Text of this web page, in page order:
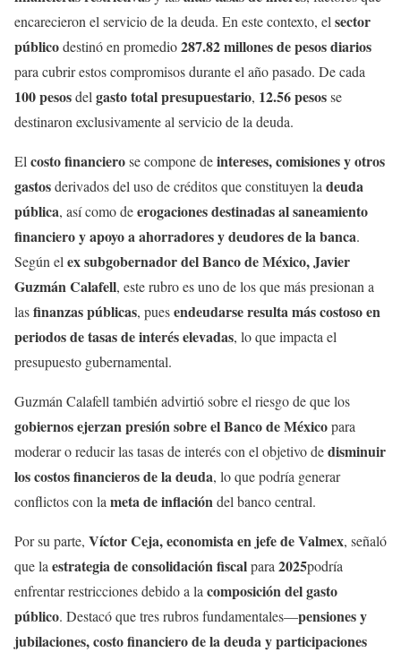
encarecieron el servicio de la deuda. En este contexto, el sector
públicodestinó en promedio287.82 millones de pesos diarios
para cubrir estos compromisos durante el año pasado. De cada
100 pesosdel gasto total presupuestario, 12.56 pesosse
destinaron exclusivamente al servicio de la deuda.
El costo financierose compone deintereses, comisiones y otros
gastosderivados del uso de créditos que constituyen la deuda
pública, así como deerogaciones destinadas al saneamiento
financiero y apoyo a ahorradores y deudores de la banca.
Según el ex subgobernador del Banco de México, Javier
Guzmán Calafell, este rubro es uno de los que más presionan a
lasfinanzas públicas, puesendeudarse resulta más costoso en
periodos de tasas de interés elevadas, lo que impacta el
presupuesto gubernamental.
Guzmán Calafell también advirtió sobre el riesgo de que los
gobiernos ejerzan presión sobre el Banco de Méxicopara
moderar o reducir las tasas de interés con el objetivo dedisminuir
los costos financieros de la deuda, lo que podría generar
conflictos con la meta de inflacióndel banco central.
Por su parte, Víctor Ceja, economista en jefe de Valmex, señaló
que la estrategia de consolidación fiscalpara 2025podría
enfrentar restricciones debido a la composición del gasto
público. Destacó que tres rubros fundamentales—pensiones y
jubilaciones, costo financiero de la deuda y participaciones